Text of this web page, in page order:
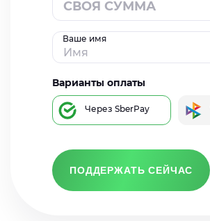
Ваше имя
Варианты оплаты
Через SberPay
ПОДДЕРЖАТЬ СЕЙЧАС